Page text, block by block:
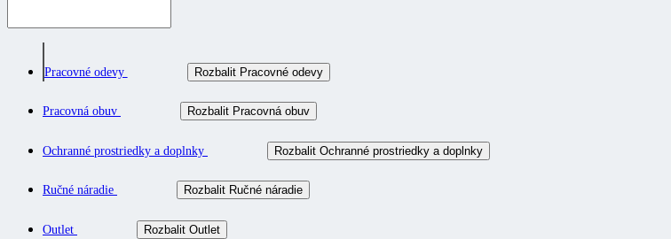
Pracovné odevy Rozbalit Pracovné odevy
Pracovná obuv Rozbalit Pracovná obuv
Ochranné prostriedky a doplnky Rozbalit Ochranné prostriedky a doplnky
Ručné náradie Rozbalit Ručné náradie
Outlet Rozbalit Outlet